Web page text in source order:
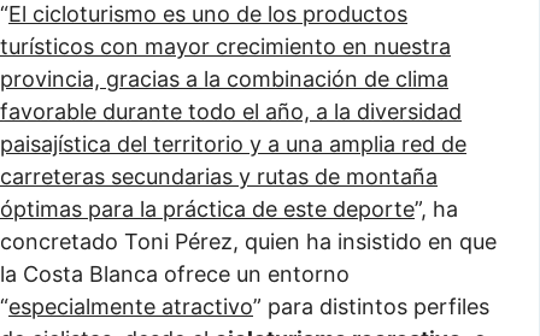
“El cicloturismo es uno de los productos
turísticos con mayor crecimiento en nuestra
provincia, gracias a la combinación de clima
favorable durante todo el año, a la diversidad
paisajística del territorio y a una amplia red de
carreteras secundarias y rutas de montaña
óptimas para la práctica de este deporte”, ha
concretado Toni Pérez, quien ha insistido en que
la Costa Blanca ofrece un entorno
“especialmente atractivo” para distintos perfiles